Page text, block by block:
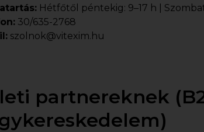
Hétfőtől péntekig: 9–17 h |
30/635-2768
szolnok@vitexim.hu
partnereknek